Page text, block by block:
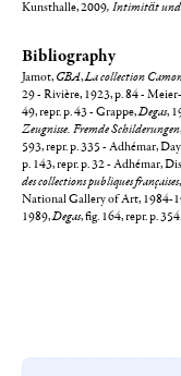
Kunsthalle, 2009,Intimität und
Bibliography
Jamot, GBA,La collection
29 - Rivière, 1923, p. 84 -
49, repr. p. 43 - Grappe,Degas,
Zeugnisse. Fremde Schilderungen
593, repr. p. 335 - Adhémar,
p. 143, repr. p. 32 - Adhémar,
des collections publiques françaises
National Gallery of Art, 1984-
1989,Degas, fig. 164, repr. p. 354.